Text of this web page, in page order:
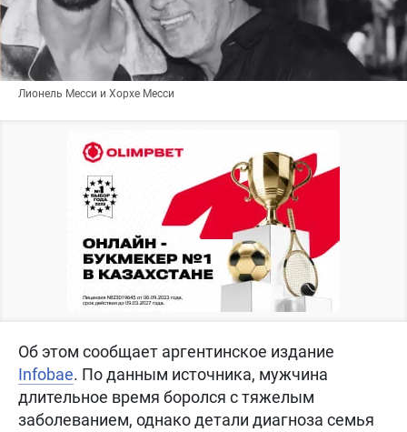
Лионель Месси и Хорхе Месси
Об этом сообщает аргентинское издание
Infobae. По данным источника, мужчина
длительное время боролся с тяжелым
заболеванием, однако детали диагноза семья